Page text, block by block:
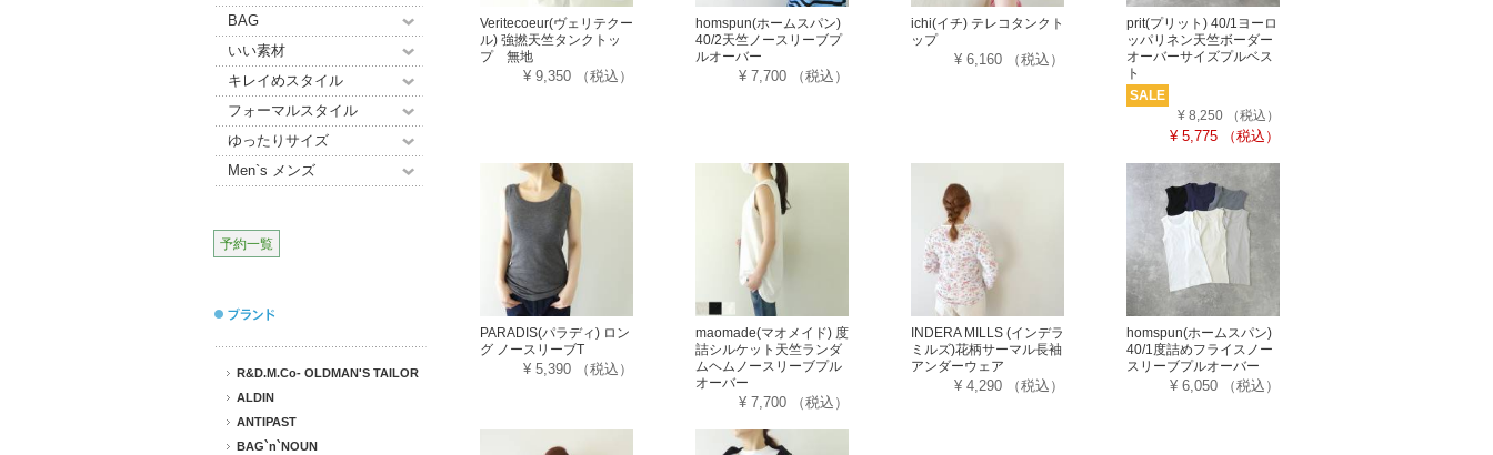
BAG
いい素材
キレイめスタイル
フォーマルスタイル
ゆったりサイズ
Men`s メンズ
予約一覧
R&D.M.Co- OLDMAN'S TAILOR
ALDIN
ANTIPAST
BAG`n`NOUN
Veritecoeur(ヴェリテクー
ル) 強撚天竺タンクトッ
プ 無地
¥ 9,350 （税込）
homspun(ホームスパン)
40/2天竺ノースリーブプ
ルオーバー
¥ 7,700 （税込）
ichi(イチ) テレコタンクト
ップ
¥ 6,160 （税込）
prit(プリット) 40/1ヨーロ
ッパリネン天竺ボーダー
オーバーサイズプルベス
ト
SALE
¥ 8,250 （税込）
¥ 5,775 （税込）
PARADIS(パラディ) ロン
グ ノースリーブT
¥ 5,390 （税込）
maomade(マオメイド) 度
詰シルケット天竺ランダ
ムヘムノースリーブプル
オーバー
¥ 7,700 （税込）
INDERA MILLS (インデラ
ミルズ)花柄サーマル長袖
アンダーウェア
¥ 4,290 （税込）
homspun(ホームスパン)
40/1度詰めフライスノー
スリーブプルオーバー
¥ 6,050 （税込）